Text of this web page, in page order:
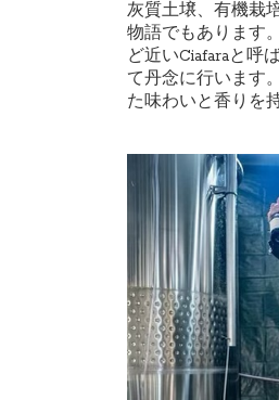
灰質土壌、有機栽
物語でもあります
ど近いCiafaraと呼
て丹念に行います
た味わいと香りを